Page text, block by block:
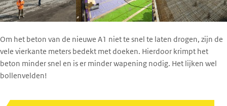
Om het beton van de nieuwe A1 niet te snel te laten drogen, zijn de
vele vierkante meters bedekt met doeken. Hierdoor krimpt het
beton minder snel en is er minder wapening nodig. Het lijken wel
bollenvelden!